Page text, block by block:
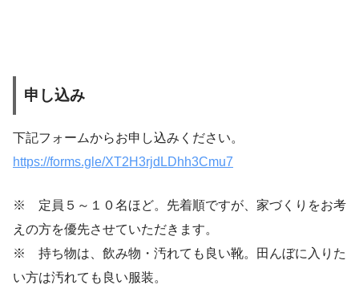
申し込み
下記フォームからお申し込みください。
https://forms.gle/XT2H3rjdLDhh3Cmu7
※ 定員５～１０名ほど。先着順ですが、家づくりをお考
えの方を優先させていただきます。
※ 持ち物は、飲み物・汚れても良い靴。田んぼに入りた
い方は汚れても良い服装。